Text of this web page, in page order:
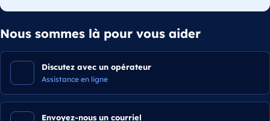
Nous sommes là pour vous aider
Discutez avec un opérateur
Assistance en ligne
Envoyez-nous un courriel